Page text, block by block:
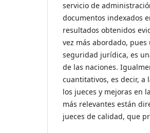
servicio de
documentos indexados
resultados obtenidos
vez más abordado,
seguridad jurídica, es
de las naciones.
cuantitativos, es decir,
los jueces y mejoras en
más relevantes están
jueces de calidad, que